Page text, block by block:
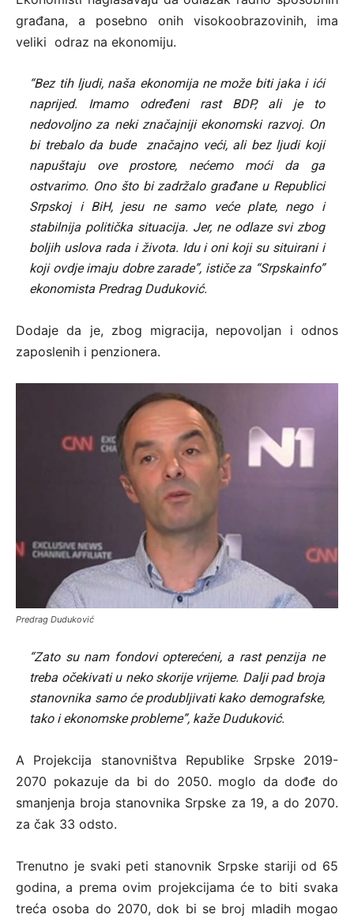
građana, a posebno onih visokoobrazovinih, ima
veliki odraz na ekonomiju.
“Bez tih ljudi, naša ekonomija ne može biti jaka i ići
naprijed. Imamo određeni rast BDP, ali je to
nedovoljno za neki značajniji ekonomski razvoj. On
bi trebalo da bude značajno veći, ali bez ljudi koji
napuštaju ove prostore, nećemo moći da ga
ostvarimo. Ono što bi zadržalo građane u Republici
Srpskoj i BiH, jesu ne samo veće plate, nego i
stabilnija politička situacija. Jer, ne odlaze svi zbog
boljih uslova rada i života. Idu i oni koji su situirani i
koji ovdje imaju dobre zarade”, ističe za “Srpskainfo”
ekonomista Predrag Duduković.
Dodaje da je, zbog migracija, nepovoljan i odnos
zaposlenih i penzionera.
Predrag Duduković
“Zato su nam fondovi opterećeni, a rast penzija ne
treba očekivati u neko skorije vrijeme. Dalji pad broja
stanovnika samo će produbljivati kako demografske,
tako i ekonomske probleme”, kaže Duduković.
A Projekcija stanovništva Republike Srpske 2019-
2070 pokazuje da bi do 2050. moglo da dođe do
smanjenja broja stanovnika Srpske za 19, a do 2070.
za čak 33 odsto.
Trenutno je svaki peti stanovnik Srpske stariji od 65
godina, a prema ovim projekcijama će to biti svaka
treća osoba do 2070, dok bi se broj mladih mogao